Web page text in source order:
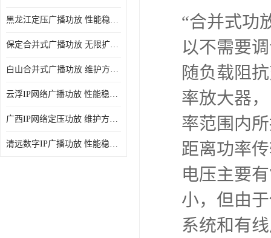
黑龙江定压广播功放 性能稳定 无限扩容
保定合并式广播功放 无限扩容 设计结构简单
白山合并式广播功放 维护方便 多应用于公共场合
云浮IP网络广播功放 性能稳定 设计结构简单
广西IP网络定压功放 维护方便 多应用于公共场合
清远数字IP广播功放 性能稳定 传输距离远
“合并式功
以不需要
随负载阻
率放大器
率范围内
距离功率
电压主要
小，但由
系统和有